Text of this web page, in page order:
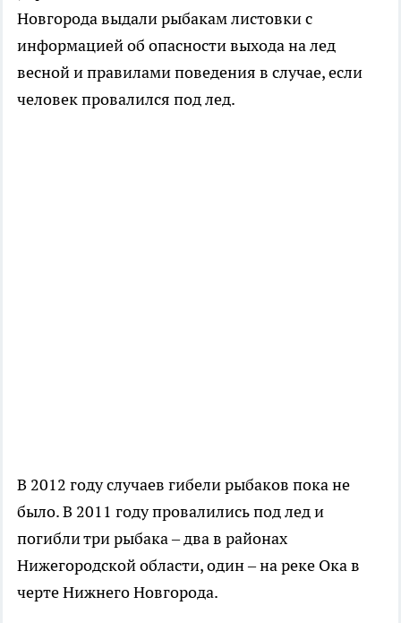
Новгорода выдали рыбакам листовки с
информацией об опасности выхода на лед
весной и правилами поведения в случае, если
человек провалился под лед.
В 2012 году случаев гибели рыбаков пока не
было. В 2011 году провалились под лед и
погибли три рыбака – два в районах
Нижегородской области, один – на реке Ока в
черте Нижнего Новгорода.